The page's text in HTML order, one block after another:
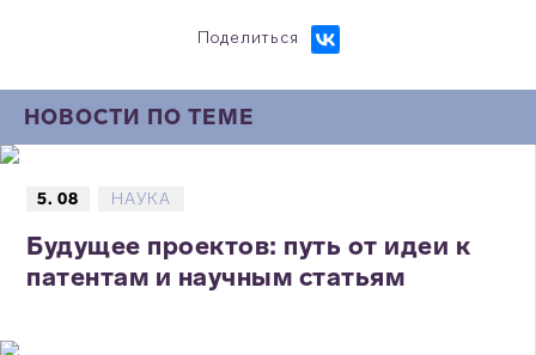
Поделиться
НОВОСТИ ПО ТЕМЕ
5. 08 НАУКА
Будущее проектов: путь от идеи к
патентам и научным статьям